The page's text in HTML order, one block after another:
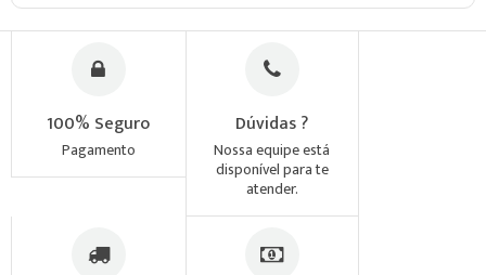
100% Seguro
Pagamento
Dúvidas ?
Nossa equipe está
disponível para te
atender.